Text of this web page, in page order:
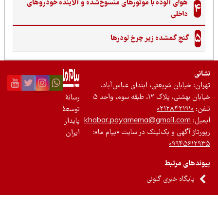
هوای آلوده با موتورهای منسوخ‌شده و آلاینده خودروهای
داخلی
گنجِ گمشده زیر چرخ لودرها
خیابان شریعتی، ابتدای عباس‌آباد،
بهشتی، پلاک ۱۲، طبقه سوم، واحد ۵
۰۲۱۲۸۴۲۱۹۱۰
khabar.payamema@gmail.com
آگهی و بک‌لینک در سایت «پیام ما»:
مرتبط
پایگاه خبری گلونی
رسانۀ
توسعۀ
پایدار
ایران